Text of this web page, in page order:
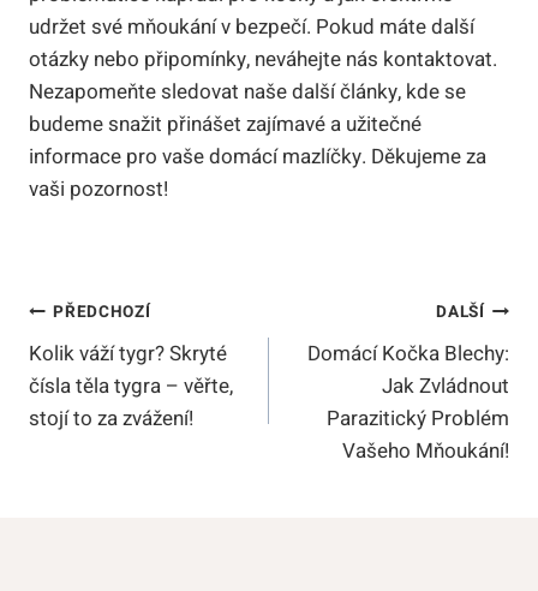
udržet své mňoukání v bezpečí. Pokud máte další
otázky nebo připomínky, neváhejte nás kontaktovat.
Nezapomeňte sledovat naše další články, kde se
budeme snažit přinášet zajímavé a užitečné
informace pro vaše domácí mazlíčky. Děkujeme za
vaši pozornost!
Navigace
Pro
Příspěvek
PŘEDCHOZÍ
Kolik váží tygr? Skryté
čísla těla tygra – věřte,
stojí to za zvážení!
DALŠÍ
Domácí Kočka Blechy:
Jak Zvládnout
Parazitický Problém
Vašeho Mňoukání!